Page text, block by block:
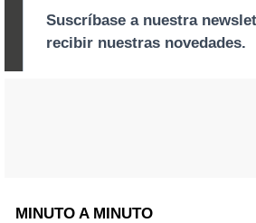
MINUTO A MINUTO